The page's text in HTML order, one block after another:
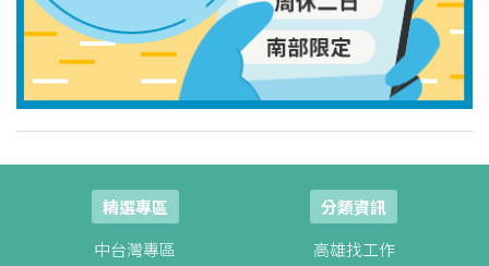
精選專區
中台灣專區
分類資訊
高雄找工作